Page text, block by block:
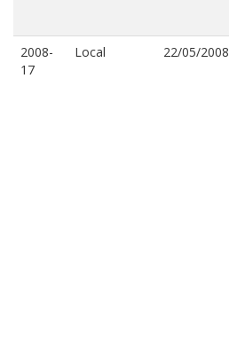
2008-
17
Local 22/05/2008